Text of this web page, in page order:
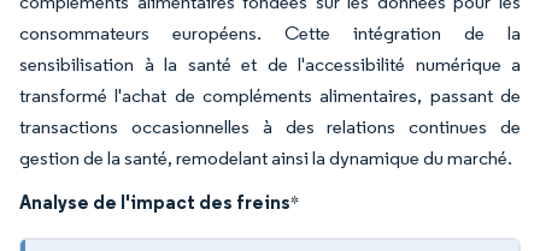
consommateurs européens. Cette intégration de la
sensibilisation à la santé et de l'accessibilité numérique a
transformé l'achat de compléments alimentaires, passant de
transactions occasionnelles à des relations continues de
gestion de la santé, remodelant ainsi la dynamique du marché.
Analyse de l'impact des freins*